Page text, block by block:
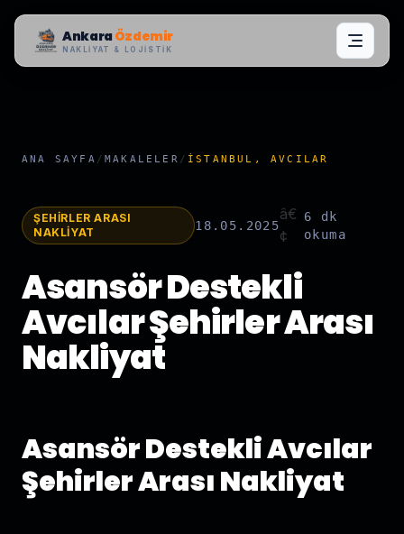
AnkaraÖzdemir
NAKLIYAT & LOJISTIK
ANA SAYFA /MAKALELER / İSTANBUL, AVCILAR
ŞEHIRLER ARASI
NAKLIYAT
18.05.2025
â€
¢
6 dk
okuma
Asansör Destekli
Avcılar Şehirler Arası
Nakliyat
Asansör Destekli Avcılar
Şehirler Arası Nakliyat